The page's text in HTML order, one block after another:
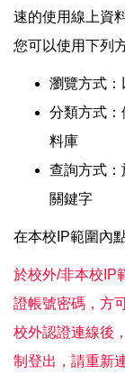
速的使用線上資
您可以使用下列
瀏覽方式：
分類方式
料庫
查詢方式
關鍵字
在本校IP範圍內
於校外/非本校IP
證帳號密碼，方
校外認證連線後
制登出，請重新